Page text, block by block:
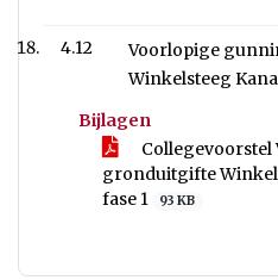
4.12
Voorlopige
Winkelsteeg
Bijlagen
gronduitgifte
fase 1
93 KB